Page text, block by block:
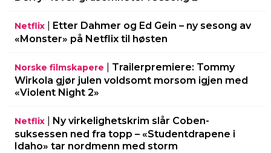
Netflix
Etter Dahmer og Ed Gein – ny sesong av
«Monster» på Netflix til høsten
Norske filmskapere
Trailerpremiere: Tommy
Wirkola gjør julen voldsomt morsom igjen med
«Violent Night 2»
Netflix
Ny virkelighetskrim slår Coben-
suksessen ned fra topp – «Studentdrapene i
Idaho» tar nordmenn med storm